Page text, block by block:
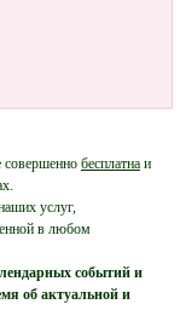
совершенно бесплатна и
услуг,
в любом
событий и
об актуальной и